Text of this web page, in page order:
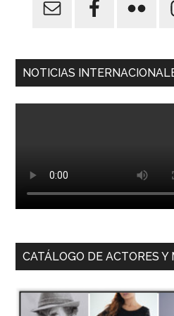
NOTICIAS
CATÁLOGO DE ACTORES Y